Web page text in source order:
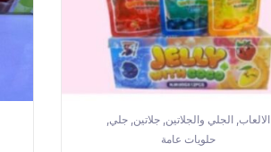
الالعاب, الجلي والجلاتين, جلاتين, جلي,
حلويات عامة